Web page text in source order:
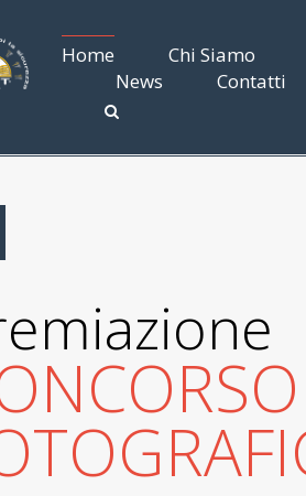
Home Chi Siamo
News
Contatti